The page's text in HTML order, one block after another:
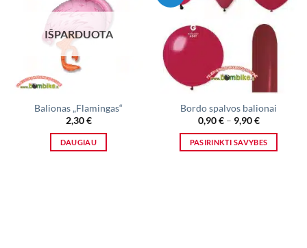
IŠPARDUOTA
Balionas „Flamingas“
2,30€
DAUGIAU
Bordo spalvos balionai
0,90€ – 9,90€Price
0,90 €
through
PASIRINKTI SAVYBES